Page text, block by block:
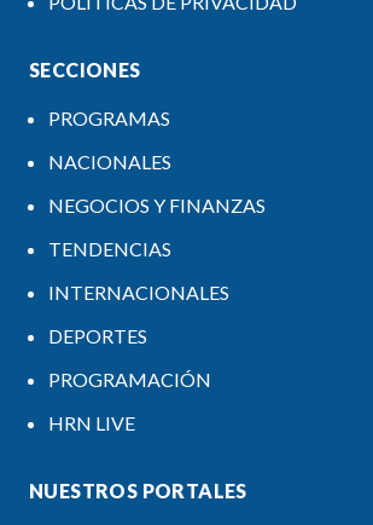
SECCIONES
PROGRAMAS
NACIONALES
NEGOCIOS Y FINANZAS
TENDENCIAS
INTERNACIONALES
DEPORTES
PROGRAMACIÓN
HRN LIVE
NUESTROS PORTALES